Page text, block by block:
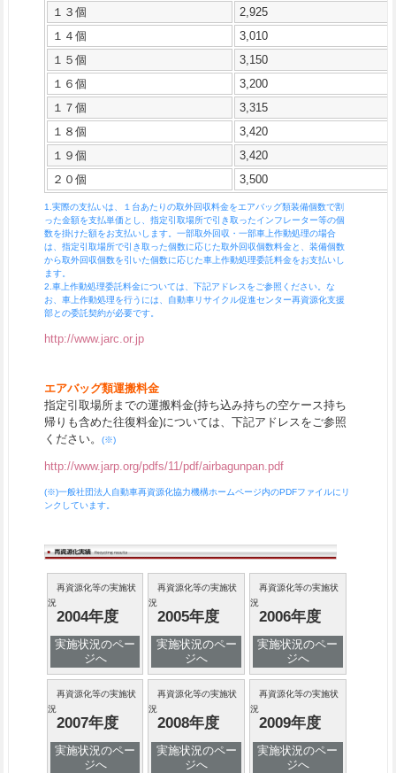
１３個
2,925
１４個
3,010
１５個
3,150
１６個
3,200
１７個
3,315
１８個
3,420
１９個
3,420
２０個
3,500
1.実際の支払いは、１台あたりの取外回収料金をエアバッグ類装備個数で割
った金額を支払単価とし、指定引取場所で引き取ったインフレーター等の個
数を掛けた額をお支払いします。一部取外回収・一部車上作動処理の場合
は、指定引取場所で引き取った個数に応じた取外回収個数料金と、装備個数
から取外回収個数を引いた個数に応じた車上作動処理委託料金をお支払いし
ます。
2.車上作動処理委託料金については、下記アドレスをご参照ください。な
お、車上作動処理を行うには、自動車リサイクル促進センター再資源化支援
部との委託契約が必要です。
http://www.jarc.or.jp
エアバッグ類運搬料金
指定引取場所までの運搬料金(持ち込み持ちの空ケース持ち
帰りも含めた往復料金)については、下記アドレスをご参照
ください。
(※)
http://www.jarp.org/pdfs/11/pdf/airbagunpan.pdf
(※)一般社団法人自動車再資源化協力機構ホームページ内のPDFファイルにリ
ンクしています。
再資源化等の実施状
況
2004年度
実施状況のペー
ジへ
再資源化等の実施状
況
2005年度
実施状況のペー
ジへ
再資源化等の実施状
況
2006年度
実施状況のペー
ジへ
再資源化等の実施状
況
2007年度
実施状況のペー
ジへ
再資源化等の実施状
況
2008年度
実施状況のペー
ジへ
再資源化等の実施状
況
2009年度
実施状況のペー
ジへ